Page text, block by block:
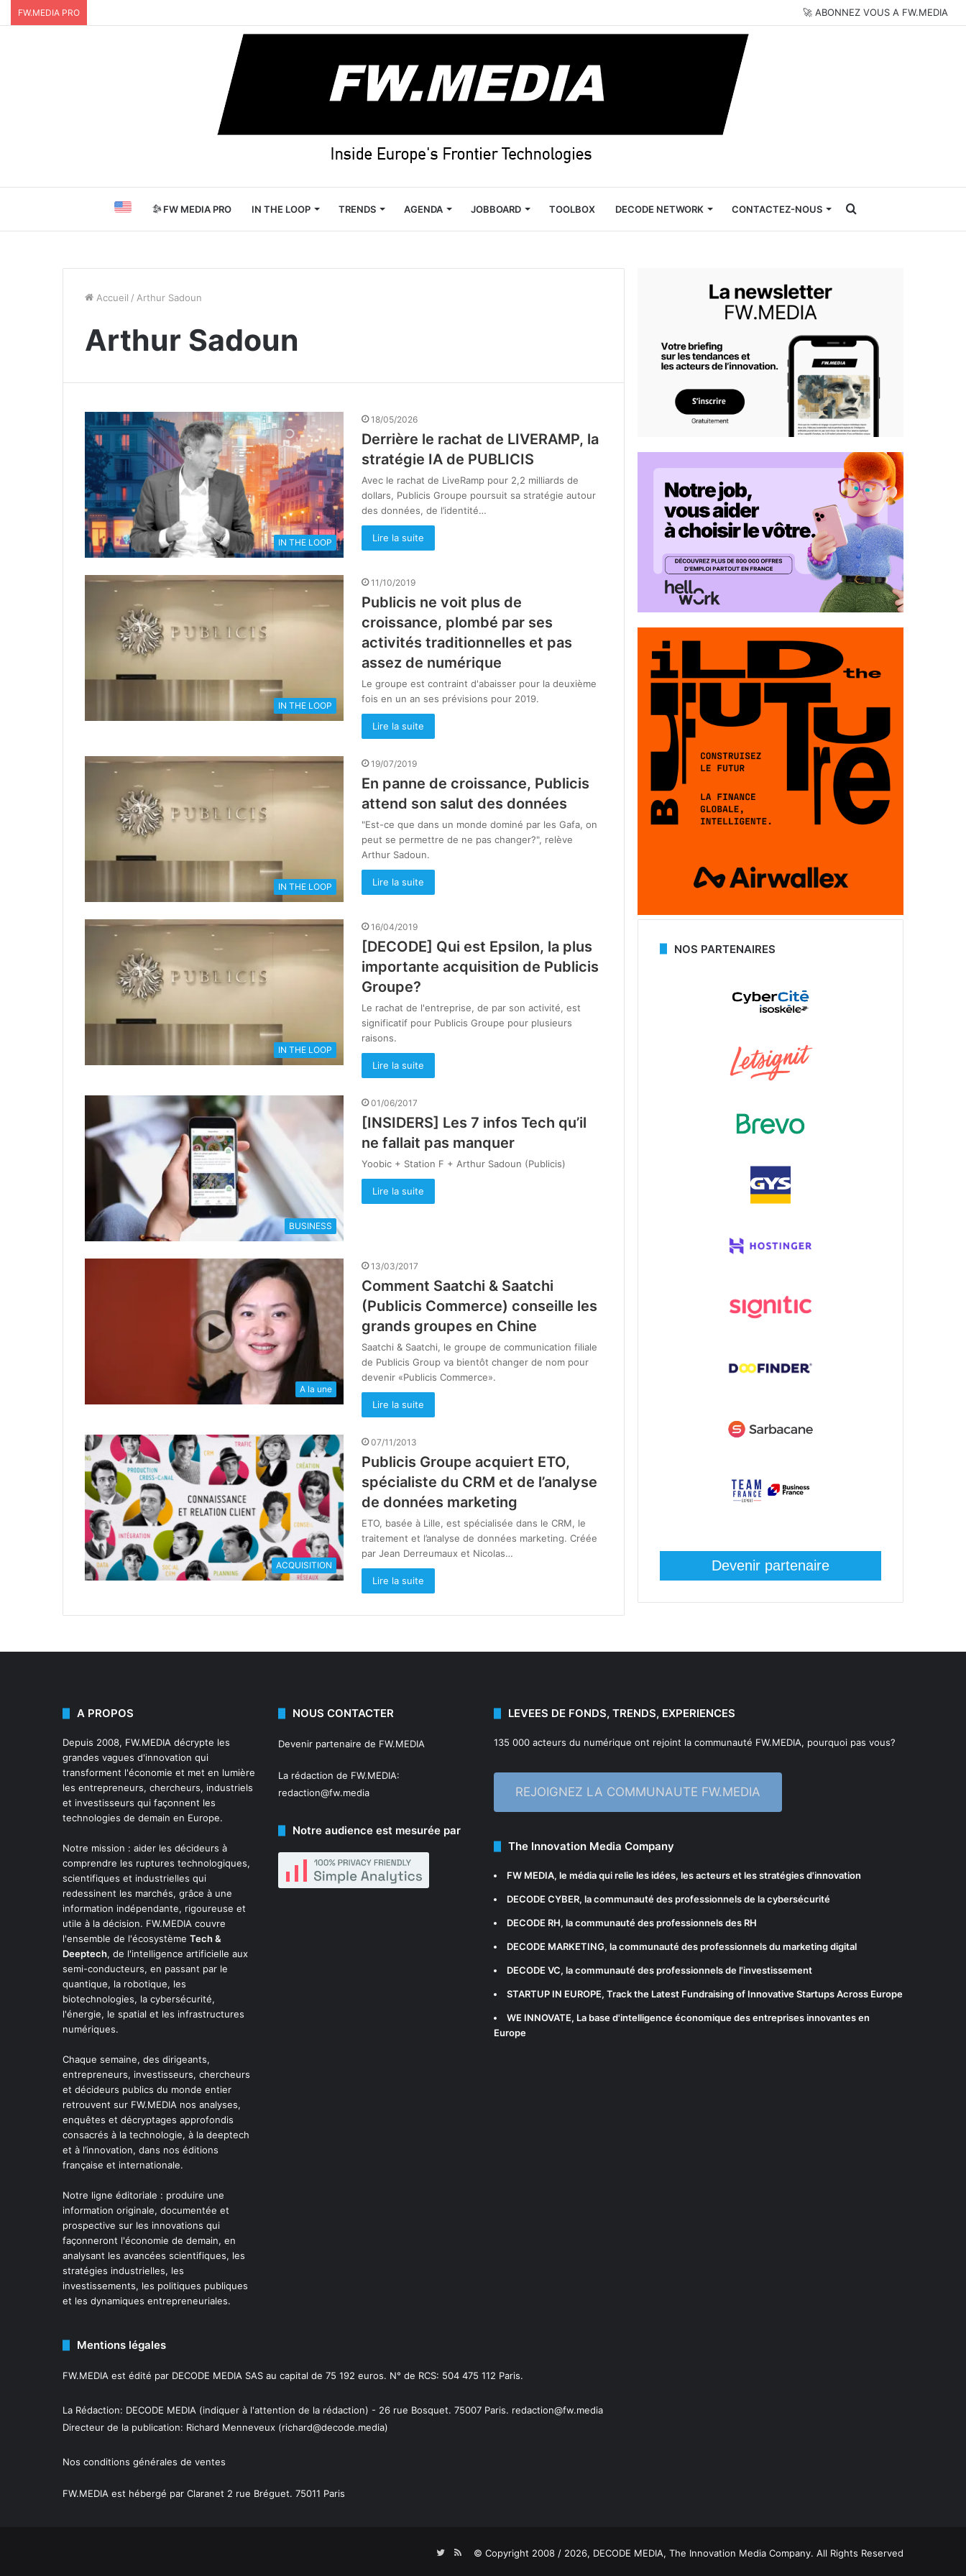
FW.MEDIA PRO 🚀 ABONNEZ VOUS A FW.MEDIA
FW MEDIA PRO IN THE LOOP TRENDS AGENDA JOBBOARD TOOLBOX DECODE NETWORK CONTACTEZ-NOUS Rechercher
Accueil / Arthur Sadoun
Arthur Sadoun
IN THE LOOP
18/05/2026
Derrière le rachat de LIVERAMP, la
stratégie IA de PUBLICIS
Avec le rachat de LiveRamp pour 2,2 milliards de
dollars, Publicis Groupe poursuit sa stratégie autour
des données, de l’identité…
Lire la suite
IN THE LOOP
11/10/2019
Publicis ne voit plus de
croissance, plombé par ses
activités traditionnelles et pas
assez de numérique
Le groupe est contraint d'abaisser pour la deuxième
fois en un an ses prévisions pour 2019.
Lire la suite
IN THE LOOP
19/07/2019
En panne de croissance, Publicis
attend son salut des données
"Est-ce que dans un monde dominé par les Gafa, on
peut se permettre de ne pas changer?", relève
Arthur Sadoun.
Lire la suite
IN THE LOOP
16/04/2019
[DECODE] Qui est Epsilon, la plus
importante acquisition de Publicis
Groupe?
Le rachat de l'entreprise, de par son activité, est
significatif pour Publicis Groupe pour plusieurs
raisons.
Lire la suite
BUSINESS
01/06/2017
[INSIDERS] Les 7 infos Tech qu’il
ne fallait pas manquer
Yoobic + Station F + Arthur Sadoun (Publicis)
Lire la suite
A la une
13/03/2017
Comment Saatchi & Saatchi
(Publicis Commerce) conseille les
grands groupes en Chine
Saatchi & Saatchi, le groupe de communication filiale
de Publicis Group va bientôt changer de nom pour
devenir «Publicis Commerce».
Lire la suite
ACQUISITION
07/11/2013
Publicis Groupe acquiert ETO,
spécialiste du CRM et de l’analyse
de données marketing
ETO, basée à Lille, est spécialisée dans le CRM, le
traitement et l’analyse de données marketing. Créée
par Jean Derreumaux et Nicolas…
Lire la suite
NOS PARTENAIRES
Devenir partenaire
A PROPOS
Depuis 2008, FW.MEDIA décrypte les
grandes vagues d'innovation qui
transforment l'économie et met en lumière
les entrepreneurs, chercheurs, industriels
et investisseurs qui façonnent les
technologies de demain en Europe.
Notre mission : aider les décideurs à
comprendre les ruptures technologiques,
scientifiques et industrielles qui
redessinent les marchés, grâce à une
information indépendante, rigoureuse et
utile à la décision. FW.MEDIA couvre
l'ensemble de l'écosystème Tech &
Deeptech, de l'intelligence artificielle aux
semi-conducteurs, en passant par le
quantique, la robotique, les
biotechnologies, la cybersécurité,
l'énergie, le spatial et les infrastructures
numériques.
Chaque semaine, des dirigeants,
entrepreneurs, investisseurs, chercheurs
et décideurs publics du monde entier
retrouvent sur FW.MEDIA nos analyses,
enquêtes et décryptages approfondis
consacrés à la technologie, à la deeptech
et à l’innovation, dans nos éditions
française et internationale.
Notre ligne éditoriale : produire une
information originale, documentée et
prospective sur les innovations qui
façonneront l'économie de demain, en
analysant les avancées scientifiques, les
stratégies industrielles, les
investissements, les politiques publiques
et les dynamiques entrepreneuriales.
NOUS CONTACTER
Devenir partenaire de FW.MEDIA
La rédaction de FW.MEDIA:
redaction@fw.media
Notre audience est mesurée par
LEVEES DE FONDS, TRENDS, EXPERIENCES
135 000 acteurs du numérique ont rejoint la communauté FW.MEDIA, pourquoi pas vous?
REJOIGNEZ LA COMMUNAUTE FW.MEDIA
The Innovation Media Company
FW MEDIA, le média qui relie les idées, les acteurs et les stratégies d'innovation
DECODE CYBER, la communauté des professionnels de la cybersécurité
DECODE RH, la communauté des professionnels des RH
DECODE MARKETING, la communauté des professionnels du marketing digital
DECODE VC, la communauté des professionnels de l'investissement
STARTUP IN EUROPE, Track the Latest Fundraising of Innovative Startups Across Europe
WE INNOVATE, La base d'intelligence économique des entreprises innovantes en
Europe
Mentions légales
FW.MEDIA est édité par DECODE MEDIA SAS au capital de 75 192 euros. N° de RCS: 504 475 112 Paris.
La Rédaction: DECODE MEDIA (indiquer à l'attention de la rédaction) - 26 rue Bosquet. 75007 Paris. redaction@fw.media
Directeur de la publication: Richard Menneveux (richard@decode.media)
Nos conditions générales de ventes
FW.MEDIA est hébergé par Claranet 2 rue Bréguet. 75011 Paris
© Copyright 2008 / 2026, DECODE MEDIA, The Innovation Media Company. All Rights Reserved
Twitter
RSS